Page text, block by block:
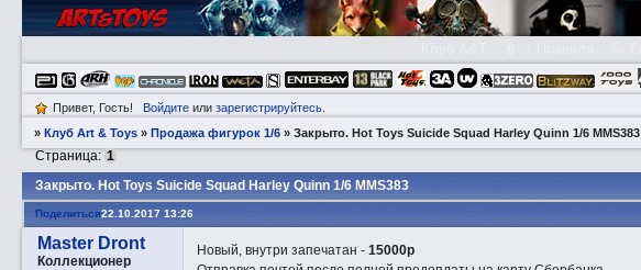
Привет, Гость! Войдитеили зарегистрируйтесь.
»Клуб Art & Toys »Продажа фигурок 1/6 »Закрытo. Hot Toys Suicide Squad Harley Quinn 1/6 MMS383
Закрытo. Hot Toys Suicide Squad Harley Quinn 1/6 MMS383
Страница: 1
Поделиться22.10.2017 13:26
Master Dront
Коллекционер
Новый, внутри запечатан - 15000р